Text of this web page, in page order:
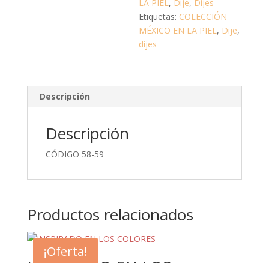
LA PIEL, Dije, Dijes
Etiquetas: COLECCIÓN
MÉXICO EN LA PIEL, Dije,
dijes
Descripción
Descripción
CÓDIGO 58-59
Productos relacionados
¡Oferta!